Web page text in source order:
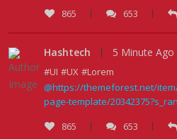
Тэгш,
оролцох
2026/08/05
Тэгш,
865
653
Hashtech 5 Minute Ago
#UI #UX #Lorem
@https://themeforest.net/
page-template/
865
653